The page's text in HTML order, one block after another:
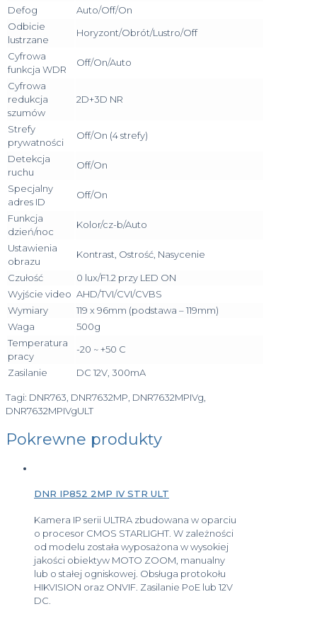
Defog
Auto/Off/On
Odbicie
lustrzane
Horyzont/Obrót/Lustro/Off
Cyfrowa
funkcja WDR
Off/On/Auto
Cyfrowa
redukcja
szumów
2D+3D NR
Strefy
prywatności
Off/On (4 strefy)
Detekcja
ruchu
Off/On
Specjalny
adres ID
Off/On
Funkcja
dzień/noc
Kolor/cz-b/Auto
Ustawienia
obrazu
Kontrast, Ostrość, Nasycenie
Czułość
0 lux/F1.2 przy LED ON
Wyjście video AHD/TVI/CVI/CVBS
Wymiary
119 x 96mm (podstawa – 119mm)
Waga
500g
Temperatura
pracy
-20 ~ +50 C
Zasilanie DC 12V, 300mA
Tagi: DNR763, DNR7632MP, DNR7632MPIVg,
DNR7632MPIVgULT
Pokrewne produkty
DNR IP852 2MP IV STR ULT
Kamera IP serii ULTRA zbudowana w oparciu
o procesor CMOS STARLIGHT. W zależności
od modelu została wyposażona w wysokiej
jakości obiektyw MOTO ZOOM, manualny
lub o stałej ogniskowej. Obsługa protokołu
HIKVISION oraz ONVIF. Zasilanie PoE lub 12V
DC.